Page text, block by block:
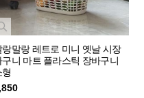
랑말랑 레트로 미니 옛날 시장
구니 마트 플라스틱 장바구니
형